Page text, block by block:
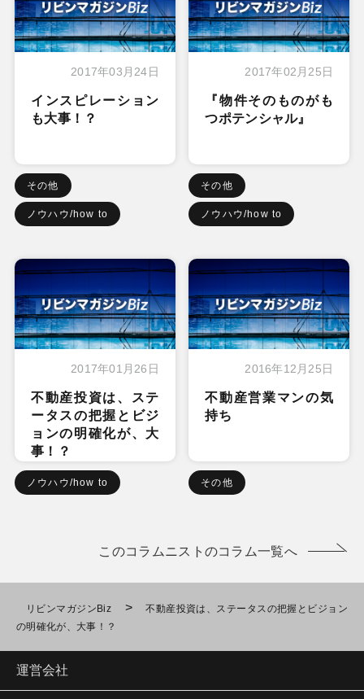
2017年03月24日
インスピレーション
も大事！？
その他
ノウハウ/how to
2017年02月25日
『物件そのものがも
つポテンシャル』
その他
ノウハウ/how to
2017年01月26日
不動産投資は、ステ
ータスの把握とビジ
ョンの明確化が、大
事！？
ノウハウ/how to
2016年12月25日
不動産営業マンの気
持ち
その他
このコラムニストのコラム一覧へ
リビンマガジンBiz >
不動産投資は、ステータスの把握とビジョン
の明確化が、大事！？
運営会社